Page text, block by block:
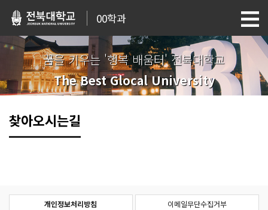
00학과
꿈을 키우는 '행복 배움터' 전북대학교
The Best Glocal University
찾아오시는길
개인정보처리방침 이메일무단수집거부